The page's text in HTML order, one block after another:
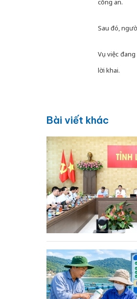
công an.
Sau đó,
Vụ việc
lời khai.
Bài viết khác